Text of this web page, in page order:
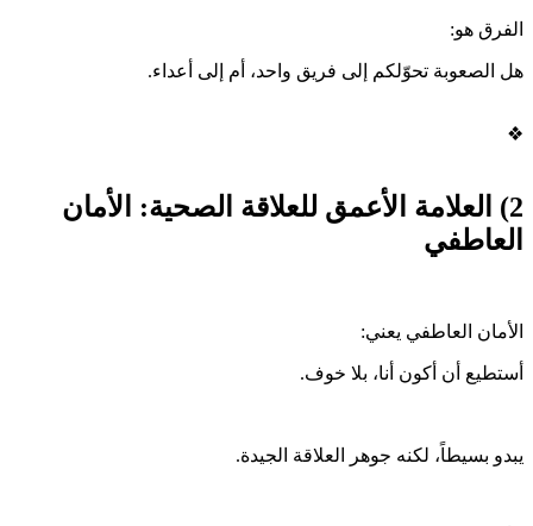
الفرق هو:
هل الصعوبة تحوّلكم إلى فريق واحد، أم إلى أعداء.
❖
2) العلامة الأعمق للعلاقة الصحية: الأمان
العاطفي
الأمان العاطفي يعني:
أستطيع أن أكون أنا، بلا خوف.
يبدو بسيطاً، لكنه جوهر العلاقة الجيدة.